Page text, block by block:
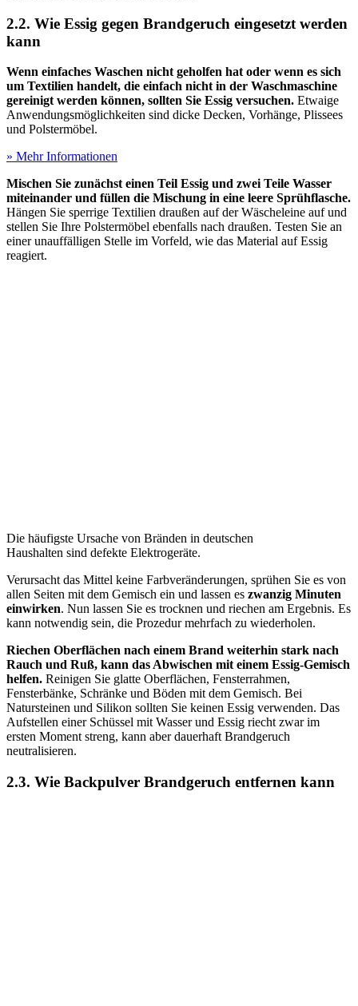
2.2. Wie Essig gegen Brandgeruch eingesetzt werden
kann
Wenn einfaches Waschen nicht geholfen hat oder wenn es sich
um Textilien handelt, die einfach nicht in der Waschmaschine
gereinigt werden können, sollten Sie Essig versuchen. Etwaige
Anwendungsmöglichkeiten sind dicke Decken, Vorhänge, Plissees
und Polstermöbel.
» Mehr Informationen
Mischen Sie zunächst einen Teil Essig und zwei Teile Wasser
miteinander und füllen die Mischung in eine leere Sprühflasche.
Hängen Sie sperrige Textilien draußen auf der Wäscheleine auf und
stellen Sie Ihre Polstermöbel ebenfalls nach draußen. Testen Sie an
einer unauffälligen Stelle im Vorfeld, wie das Material auf Essig
reagiert.
Die häufigste Ursache von Bränden in deutschen
Haushalten sind defekte Elektrogeräte.
Verursacht das Mittel keine Farbveränderungen, sprühen Sie es von
allen Seiten mit dem Gemisch ein und lassen es zwanzig Minuten
einwirken. Nun lassen Sie es trocknen und riechen am Ergebnis. Es
kann notwendig sein, die Prozedur mehrfach zu wiederholen.
Riechen Oberflächen nach einem Brand weiterhin stark nach
Rauch und Ruß, kann das Abwischen mit einem Essig-Gemisch
helfen. Reinigen Sie glatte Oberflächen, Fensterrahmen,
Fensterbänke, Schränke und Böden mit dem Gemisch. Bei
Natursteinen und Silikon sollten Sie keinen Essig verwenden. Das
Aufstellen einer Schüssel mit Wasser und Essig riecht zwar im
ersten Moment streng, kann aber dauerhaft Brandgeruch
neutralisieren.
2.3. Wie Backpulver Brandgeruch entfernen kann